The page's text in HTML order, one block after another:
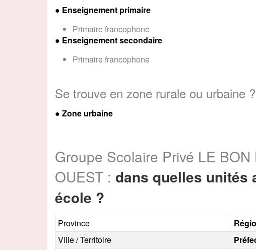
● Enseignement primaire
Primaire francophone
● Enseignement secondaire
Primaire francophone
Se trouve en zone rurale ou urbaine ?
● Zone urbaine
Groupe Scolaire Privé LE
OUEST :dans quelles unités
école ?
Province
Ville / Territoire